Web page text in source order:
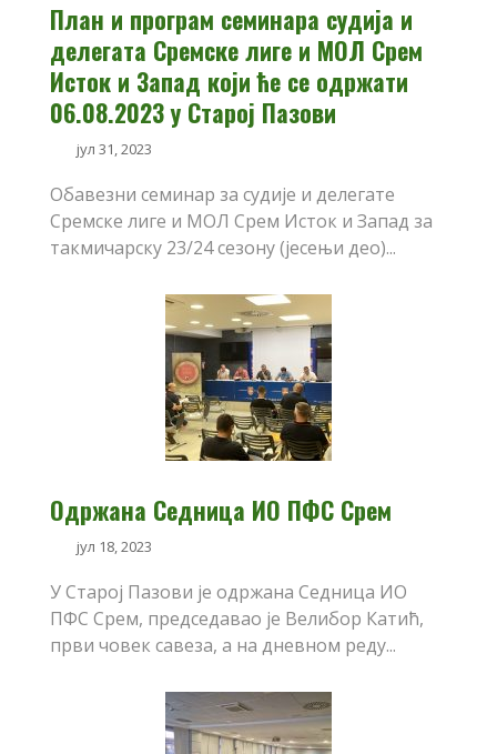
План и програм семинара судија и
делегата Сремске лиге и МОЛ Срем
Исток и Запад који ће се одржати
06.08.2023 у Старој Пазови
јул 31, 2023
Обавезни семинар за судије и делегате
Сремске лиге и МОЛ Срем Исток и Запад за
такмичарску 23/24 сезону (јесењи део)...
Одржана Седница ИО ПФС Срем
јул 18, 2023
У Старој Пазови је одржана Седница ИО
ПФС Срем, председавао је Велибор Катић,
први човек савеза, а на дневном реду...